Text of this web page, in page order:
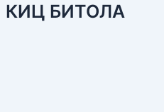
КИЦ БИТОЛА